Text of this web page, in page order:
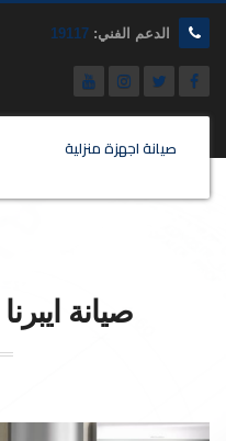
الدعم الفني: 19117
صيانة اجهزة منزلية
صيانة ايبرنا